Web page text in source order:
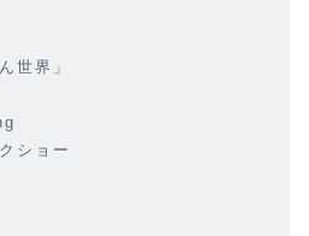
世界」
ショー